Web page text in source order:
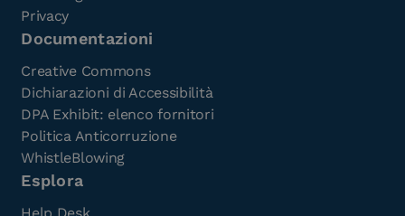
Privacy
Documentazioni
Creative Commons
Dichiarazioni di Accessibilità
DPA Exhibit: elenco fornitori
Politica Anticorruzione
WhistleBlowing
Esplora